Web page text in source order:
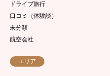
ドライブ旅行
口コミ（体験談）
未分類
航空会社
エリア